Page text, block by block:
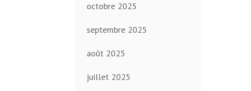
octobre 2025
septembre 2025
août 2025
juillet 2025